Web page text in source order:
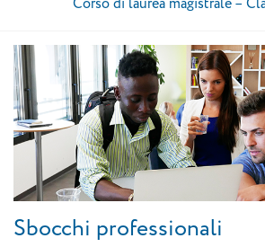
Sbocchi professionali